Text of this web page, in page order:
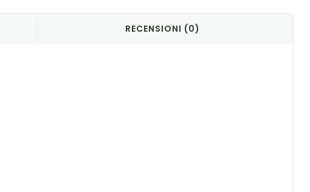
RECENSIONI (0)